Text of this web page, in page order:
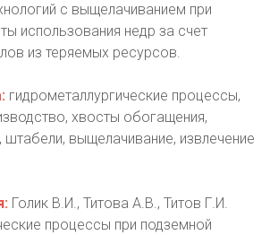
с выщелачиванием при
использования недр за счет
из теряемых ресурсов.
гидрометаллургические процессы,
хвосты обогащения,
выщелачивание, извлечение
Голик В.И., Титова А.В., Титов Г.И.
процессы при подземной